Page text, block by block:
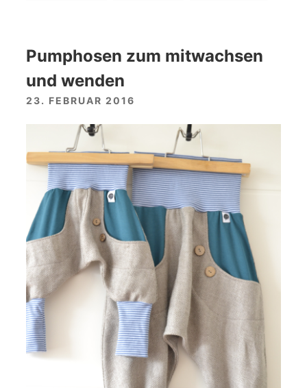
Pumphosen zum mitwachsen
und wenden
23. FEBRUAR 2016